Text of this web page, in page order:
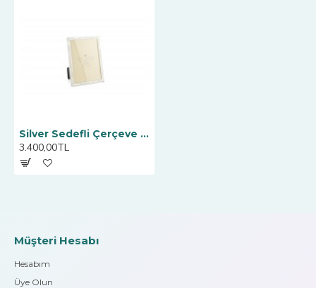
Silver Sedefli Çerçeve 20x25cm
3.400,00TL
Müşteri Hesabı
Hesabım
Üye Olun